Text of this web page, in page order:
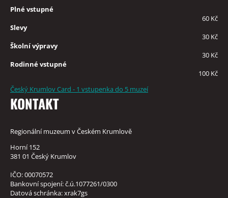
Plné vstupné
60 Kč
Slevy
30 Kč
Školní výpravy
30 Kč
Rodinné vstupné
100 Kč
Český Krumlov Card - 1 vstupenka do 5 muzeí
KONTAKT
Regionální muzeum v Českém Krumlově
Horní 152
381 01 Český Krumlov
IČO: 00070572
Bankovní spojení: č.ú.1077261/0300
Datová schránka: xrak7gs